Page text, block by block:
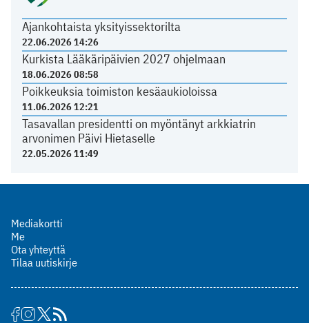
Ajankohtaista yksityissektorilta
22.06.2026 14:26
Kurkista Lääkäripäivien 2027 ohjelmaan
18.06.2026 08:58
Poikkeuksia toimiston kesäaukioloissa
11.06.2026 12:21
Tasavallan presidentti on myöntänyt arkkiatrin
arvonimen Päivi Hietaselle
22.05.2026 11:49
Mediakortti
Me
Ota yhteyttä
Tilaa uutiskirje